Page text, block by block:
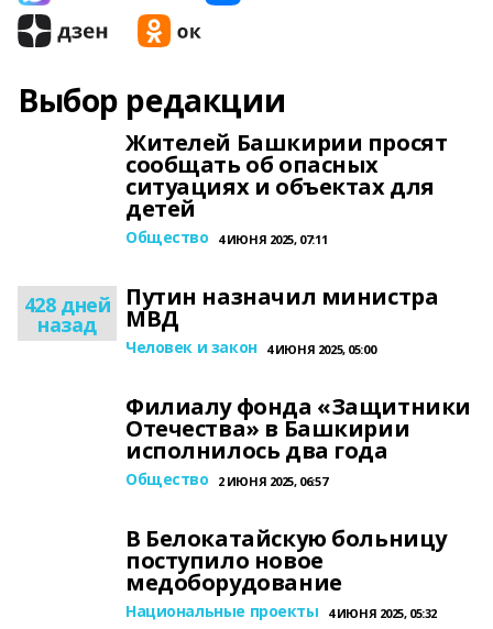
Выбор редакции
Жителей Башкирии просят
сообщать об опасных
ситуациях и объектах для
детей
Общество 4 ИЮНЯ 2025, 07:11
428 дней
назад
Путин назначил министра
МВД
Человек и закон 4 ИЮНЯ 2025, 05:00
Филиалу фонда «Защитники
Отечества» в Башкирии
исполнилось два года
Общество 2 ИЮНЯ 2025, 06:57
В Белокатайскую больницу
поступило новое
медоборудование
Национальные проекты 4 ИЮНЯ 2025, 05:32